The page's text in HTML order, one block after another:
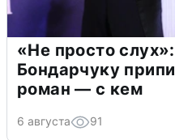
«Не просто
Бондарчуку
роман — с кем
6 августа 91